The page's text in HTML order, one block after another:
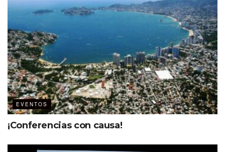
EVENTOS
¡Conferencias con causa!